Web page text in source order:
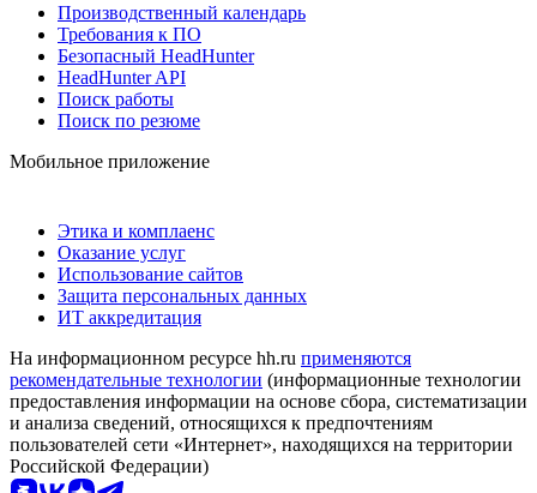
Производственный календарь
Требования к ПО
Безопасный HeadHunter
HeadHunter API
Поиск работы
Поиск по резюме
Мобильное приложение
Этика и комплаенс
Оказание услуг
Использование сайтов
Защита персональных данных
ИТ аккредитация
На информационном ресурсе hh.ru применяются
рекомендательные технологии (информационные технологии
предоставления информации на основе сбора, систематизации
и анализа сведений, относящихся к предпочтениям
пользователей сети «Интернет», находящихся на территории
Российской Федерации)